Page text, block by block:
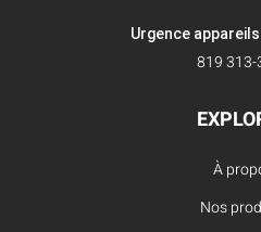
Urgence
819 313-
À
Nos